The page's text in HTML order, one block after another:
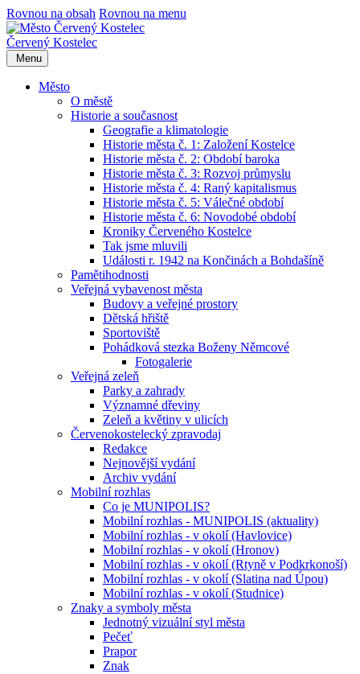
Rovnou na obsah Rovnou na menu
Červený Kostelec
Menu
Město
O městě
Historie a současnost
Geografie a klimatologie
Historie města č. 1: Založení Kostelce
Historie města č. 2: Období baroka
Historie města č. 3: Rozvoj průmyslu
Historie města č. 4: Raný kapitalismus
Historie města č. 5: Válečné období
Historie města č. 6: Novodobé období
Kroniky Červeného Kostelce
Tak jsme mluvili
Události r. 1942 na Končinách a Bohdašíně
Pamětihodnosti
Veřejná vybavenost města
Budovy a veřejné prostory
Dětská hřiště
Sportoviště
Pohádková stezka Boženy Němcové
Fotogalerie
Veřejná zeleň
Parky a zahrady
Významné dřeviny
Zeleň a květiny v ulicích
Červenokostelecký zpravodaj
Redakce
Nejnovější vydání
Archiv vydání
Mobilní rozhlas
Co je MUNIPOLIS?
Mobilní rozhlas - MUNIPOLIS (aktuality)
Mobilní rozhlas - v okolí (Havlovice)
Mobilní rozhlas - v okolí (Hronov)
Mobilní rozhlas - v okolí (Rtyně v Podkrkonoší)
Mobilní rozhlas - v okolí (Slatina nad Úpou)
Mobilní rozhlas - v okolí (Studnice)
Znaky a symboly města
Jednotný vizuální styl města
Pečeť
Prapor
Znak